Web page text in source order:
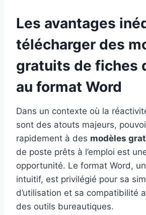
Les avantages
télécharger des
gratuits de fiches
au format Word
Dans un contexte où la
sont des atouts majeurs,
rapidement à des modèles
de poste prêts à l’emploi est
opportunité. Le format Word,
intuitif, est privilégié pour sa
d’utilisation et sa compatibilité
des outils bureautiques.